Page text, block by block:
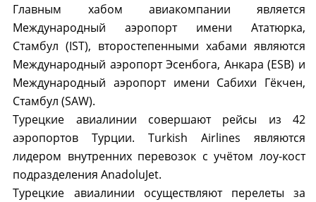
Главным хабом авиакомпании является
Международный аэропорт имени Ататюрка,
Стамбул (IST), второстепенными хабами являются
Международный аэропорт Эсенбога, Анкара (ESB) и
Международный аэропорт имени Сабихи Гёкчен,
Стамбул (SAW).
Турецкие авиалинии совершают рейсы из 42
аэропортов Турции. Turkish Airlines являются
лидером внутренних перевозок с учётом лоу-кост
подразделения AnadoluJet.
Турецкие авиалинии осуществляют перелеты за